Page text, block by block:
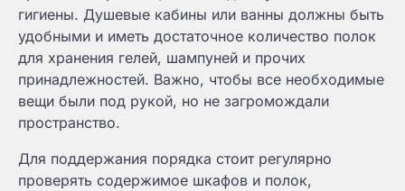
гигиены. Душевые кабины или ванны должны быть
удобными и иметь достаточное количество полок
для хранения гелей, шампуней и прочих
принадлежностей. Важно, чтобы все необходимые
вещи были под рукой, но не загромождали
пространство.
Для поддержания порядка стоит регулярно
проверять содержимое шкафов и полок,